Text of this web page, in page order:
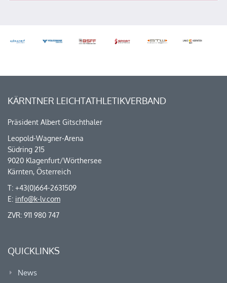
KÄRNTNER LEICHTATHLETIKVERBAND
Präsident Albert Gitschthaler
Leopold-Wagner-Arena
Südring 215
9020 Klagenfurt/Wörthersee
Kärnten, Österreich
T: +43(0)664-2631509
E: info@k-lv.com
ZVR: 911 980 747
QUICKLINKS
News